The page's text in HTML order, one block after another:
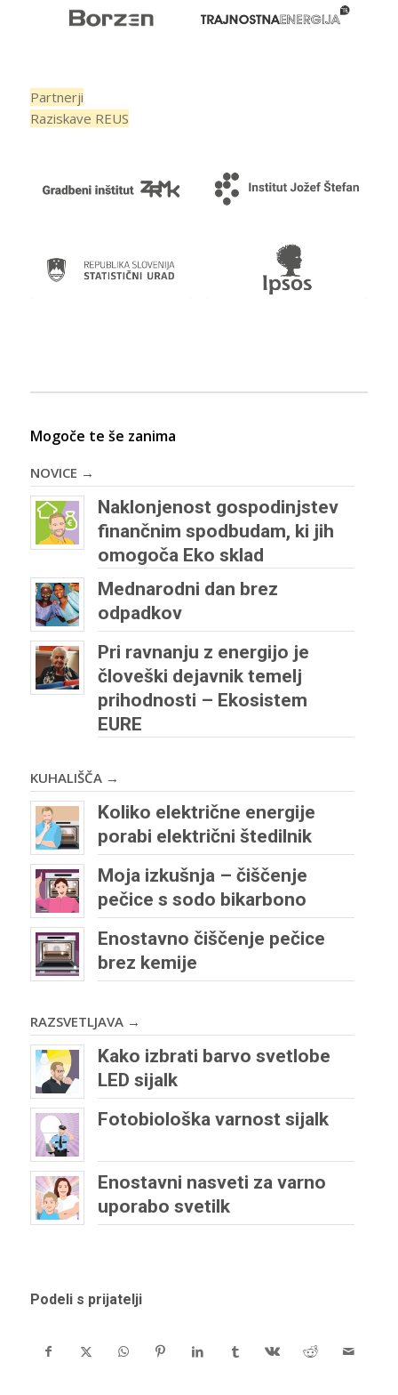
Partnerji
Raziskave REUS
Mogoče te še zanima
NOVICE →
Naklonjenost gospodinjstev
finančnim spodbudam, ki jih
omogoča Eko sklad
Mednarodni dan brez
odpadkov
Pri ravnanju z energijo je
človeški dejavnik temelj
prihodnosti – Ekosistem
EURE
KUHALIŠČA →
Koliko električne energije
porabi električni štedilnik
Moja izkušnja – čiščenje
pečice s sodo bikarbono
Enostavno čiščenje pečice
brez kemije
RAZSVETLJAVA →
Kako izbrati barvo svetlobe
LED sijalk
Fotobiološka varnost sijalk
Enostavni nasveti za varno
uporabo svetilk
Podeli s prijatelji